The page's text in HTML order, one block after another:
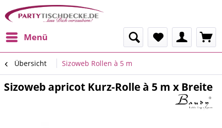
Menü
Übersicht Sizoweb Rollen à 5 m
Sizoweb apricot Kurz-Rolle à 5 m x Breite